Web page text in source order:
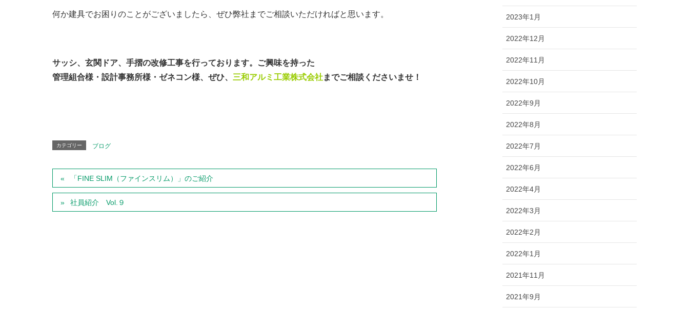
何か建具でお困りのことがございましたら、ぜひ弊社までご相談いただければと思います。
サッシ、玄関ドア、手摺の改修工事を行っております。ご興味を持った
管理組合様・設計事務所様・ゼネコン様、ぜひ、 三和アルミ工業株式会社までご相談くださいませ！
カテゴリー ブログ
「FINE SLIM（ファインスリム）」のご紹介
社員紹介 Vol.９
2023年1月
2022年12月
2022年11月
2022年10月
2022年9月
2022年8月
2022年7月
2022年6月
2022年4月
2022年3月
2022年2月
2022年1月
2021年11月
2021年9月